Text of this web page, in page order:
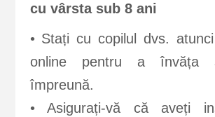
cu vârsta sub 8 ani
• Stați cu copilul dvs.
online pentru a învăța
împreună.
• Asigurați-vă că aveți